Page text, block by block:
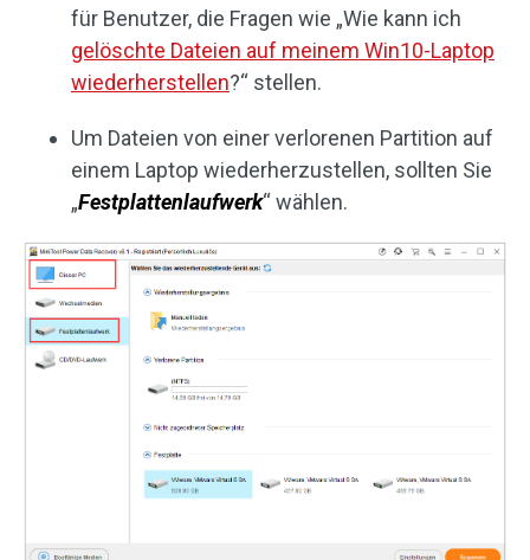
für Benutzer, die Fragen wie „Wie kann ich
gelöschte Dateien auf meinem Win10-Laptop
wiederherstellen?“ stellen.
Um Dateien von einer verlorenen Partition auf
einem Laptop wiederherzustellen, sollten Sie
„Festplattenlaufwerk“ wählen.